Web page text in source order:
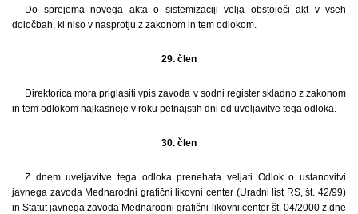
Do sprejema novega akta o sistemizaciji velja obstoječi akt v vseh
določbah, ki niso v nasprotju z zakonom in tem odlokom.
29. člen
Direktorica mora priglasiti vpis zavoda v sodni register skladno z zakonom
in tem odlokom najkasneje v roku petnajstih dni od uveljavitve tega odloka.
30. člen
Z dnem uveljavitve tega odloka prenehata veljati Odlok o ustanovitvi
javnega zavoda Mednarodni grafični likovni center (Uradni list RS, št. 42/99)
in Statut javnega zavoda Mednarodni grafični likovni center št. 04/2000 z dne